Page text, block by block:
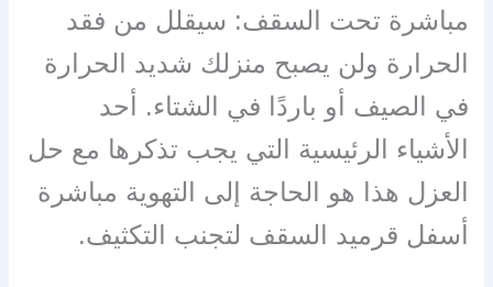
مباشرة تحت السقف: سيقلل من فقد
الحرارة ولن يصبح منزلك شديد الحرارة
في الصيف أو باردًا في الشتاء. أحد
الأشياء الرئيسية التي يجب تذكرها مع حل
العزل هذا هو الحاجة إلى التهوية مباشرة
أسفل قرميد السقف لتجنب التكثيف.